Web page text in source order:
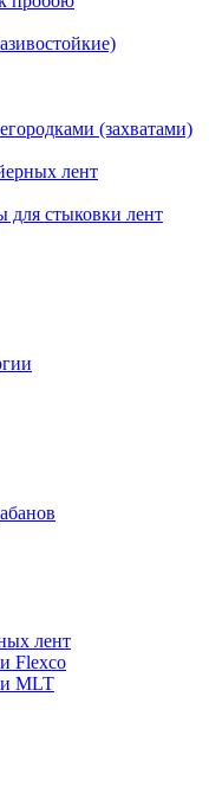
(захватами)
лент
для стыковки лент
лент
Flexco
MLT